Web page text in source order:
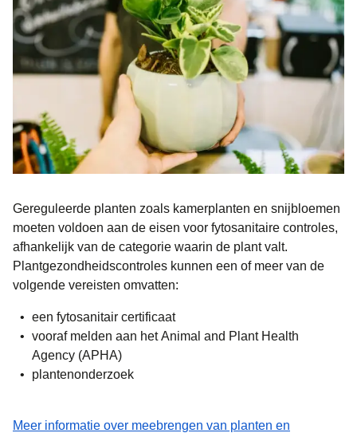
Gereguleerde planten zoals kamerplanten en snijbloemen
moeten voldoen aan de eisen voor fytosanitaire controles,
afhankelijk van de categorie waarin de plant valt.
Plantgezondheidscontroles kunnen een of meer van de
volgende vereisten omvatten:
een fytosanitair certificaat
vooraf melden aan het Animal and Plant Health
Agency (APHA)
plantenonderzoek
Meer informatie over meebrengen van planten en